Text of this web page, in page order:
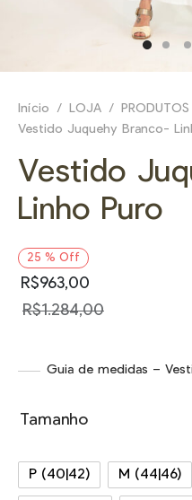
Início / LOJA / PRODUTOS
Vestido Juquehy Branco-
Vestido
Linho Puro
25 % Off
R$963,00
R$1.284,00
Guia de medidas –
Tamanho
P (40|42) M (44|46)